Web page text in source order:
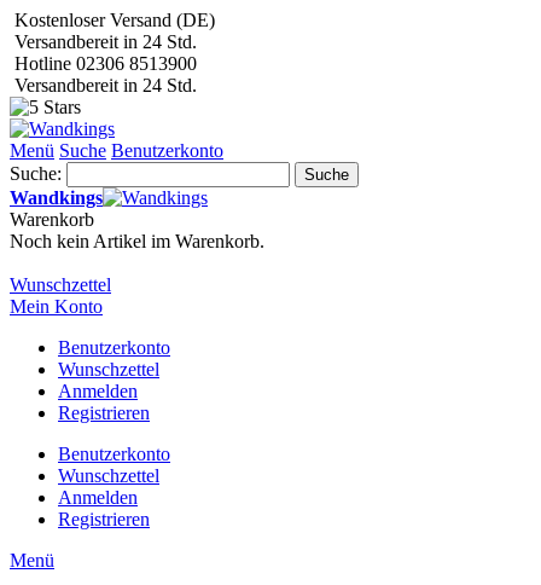
Kostenloser Versand (DE)
Versandbereit in 24 Std.
Hotline 02306 8513900
Versandbereit in 24 Std.
Menü Suche Benutzerkonto
Suche:
Suche
Wandkings
Warenkorb
Noch kein Artikel im Warenkorb.
Wunschzettel
Mein Konto
Benutzerkonto
Wunschzettel
Anmelden
Registrieren
Benutzerkonto
Wunschzettel
Anmelden
Registrieren
Menü